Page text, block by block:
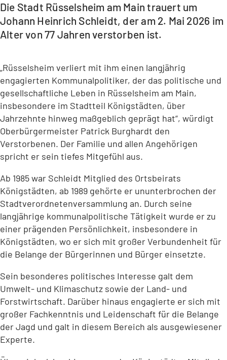
Die Stadt Rüsselsheim am Main trauert um
Johann Heinrich Schleidt, der am 2. Mai 2026 im
Alter von 77 Jahren verstorben ist.
„Rüsselsheim verliert mit ihm einen langjährig
engagierten Kommunalpolitiker, der das politische und
gesellschaftliche Leben in Rüsselsheim am Main,
insbesondere im Stadtteil Königstädten, über
Jahrzehnte hinweg maßgeblich geprägt hat“, würdigt
Oberbürgermeister Patrick Burghardt den
Verstorbenen. Der Familie und allen Angehörigen
spricht er sein tiefes Mitgefühl aus.
Ab 1985 war Schleidt Mitglied des Ortsbeirats
Königstädten, ab 1989 gehörte er ununterbrochen der
Stadtverordnetenversammlung an. Durch seine
langjährige kommunalpolitische Tätigkeit wurde er zu
einer prägenden Persönlichkeit, insbesondere in
Königstädten, wo er sich mit großer Verbundenheit für
die Belange der Bürgerinnen und Bürger einsetzte.
Sein besonderes politisches Interesse galt dem
Umwelt- und Klimaschutz sowie der Land- und
Forstwirtschaft. Darüber hinaus engagierte er sich mit
großer Fachkenntnis und Leidenschaft für die Belange
der Jagd und galt in diesem Bereich als ausgewiesener
Experte.